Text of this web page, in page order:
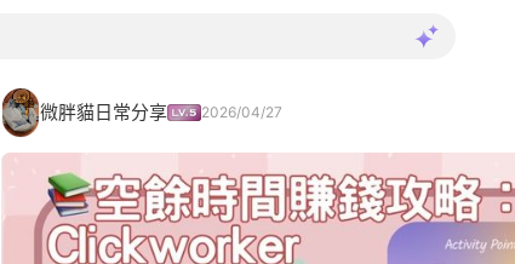
微胖貓日常分享 2026/04/27